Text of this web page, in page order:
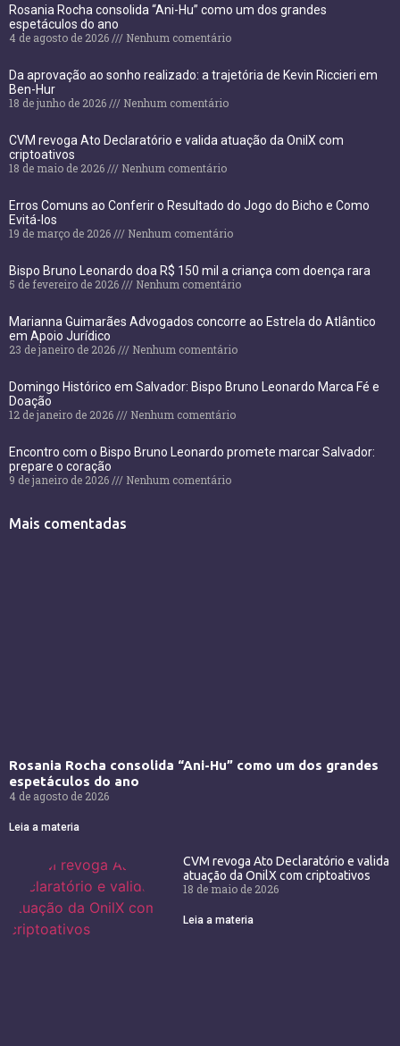
Rosania Rocha consolida “Ani-Hu” como um dos grandes
espetáculos do ano
4 de agosto de 2026
Nenhum comentário
Da aprovação ao sonho realizado: a trajetória de Kevin Riccieri em
Ben-Hur
18 de junho de 2026
Nenhum comentário
CVM revoga Ato Declaratório e valida atuação da OnilX com
criptoativos
18 de maio de 2026
Nenhum comentário
Erros Comuns ao Conferir o Resultado do Jogo do Bicho e Como
Evitá-los
19 de março de 2026
Nenhum comentário
Bispo Bruno Leonardo doa R$ 150 mil a criança com doença rara
5 de fevereiro de 2026
Nenhum comentário
Marianna Guimarães Advogados concorre ao Estrela do Atlântico
em Apoio Jurídico
23 de janeiro de 2026
Nenhum comentário
Domingo Histórico em Salvador: Bispo Bruno Leonardo Marca Fé e
Doação
12 de janeiro de 2026
Nenhum comentário
Encontro com o Bispo Bruno Leonardo promete marcar Salvador:
prepare o coração
9 de janeiro de 2026
Nenhum comentário
Mais comentadas
Rosania Rocha consolida “Ani-Hu” como um dos grandes
espetáculos do ano
4 de agosto de 2026
Leia a materia
CVM revoga Ato Declaratório e valida
atuação da OnilX com criptoativos
18 de maio de 2026
Leia a materia